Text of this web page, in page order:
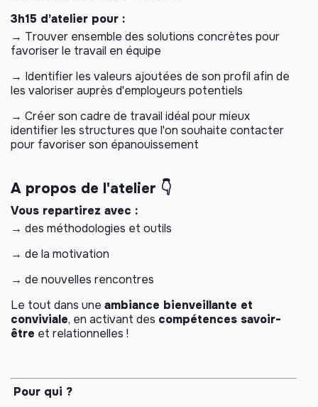
3h15 d’atelier pour :
→ Trouver ensemble des solutions concrètes pour
favoriser le travail en équipe
→ Identifier les valeurs ajoutées de son profil afin de
les valoriser auprès d'employeurs potentiels
→ Créer son cadre de travail idéal pour mieux
identifier les structures que l'on souhaite contacter
pour favoriser son épanouissement
A propos de l'atelier 👇
Vous repartirez avec :
→ des méthodologies et outils
→ de la motivation
→ de nouvelles rencontres
Le tout dans une ambiance bienveillante et
conviviale, en activant des compétences savoir-
être et relationnelles !
Pour qui ?